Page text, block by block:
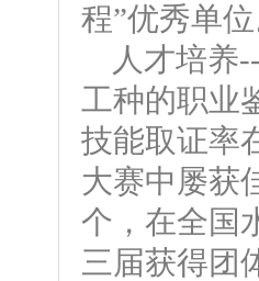
程”优秀单
人才培养
工种的职业
技能取证率
大赛中屡获
个，在全国
三届获得团